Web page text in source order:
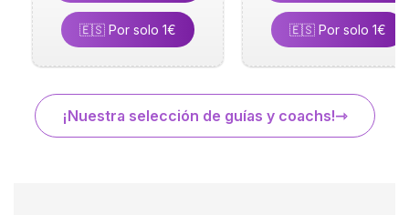
🇪🇸 Por solo 1€ 🇪🇸 Por solo 1€
¡Nuestra selección de guías y coachs!